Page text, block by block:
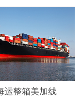
运整箱美加线